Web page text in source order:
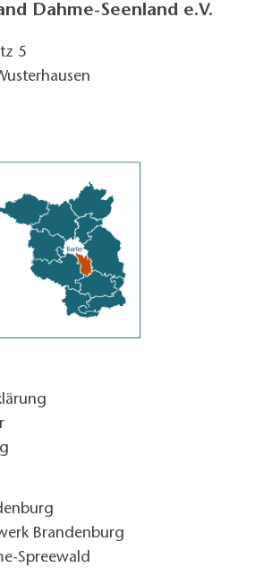
Dahme-Seenland e.V.
5​
Brandenburg
Spreewald